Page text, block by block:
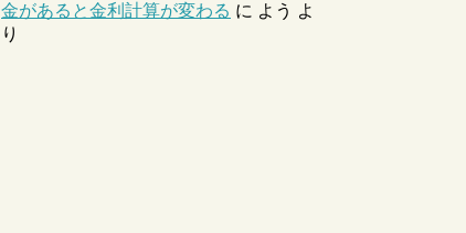
金があると金利計算が変わる に よう よ
り